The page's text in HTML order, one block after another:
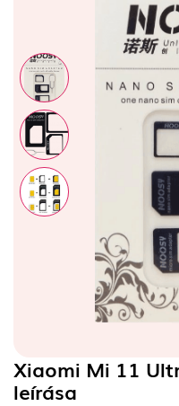
Xiaomi Mi 11
leírása